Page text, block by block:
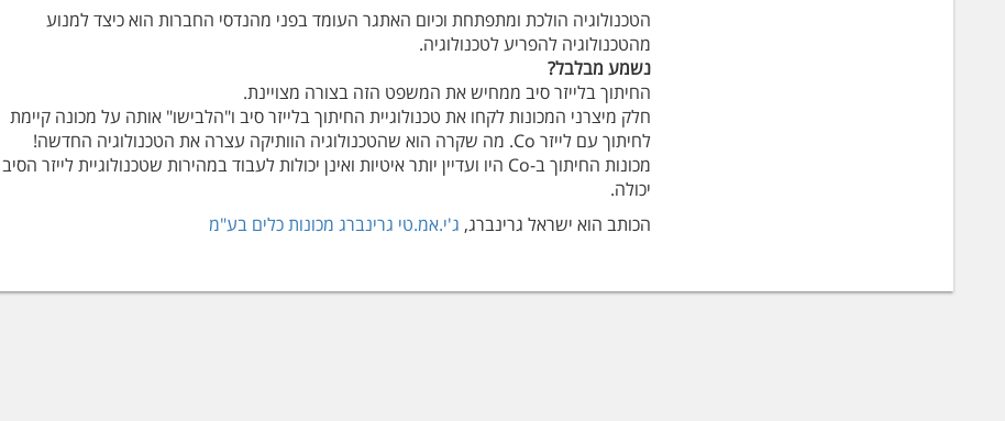
הטכנולוגיה הולכת ומתפתחת וכיום האתגר העומד בפני מהנדסי החברות הוא כיצד למנוע
מהטכנולוגיה להפריע לטכנולוגיה.
נשמע מבלבל?
החיתוך בלייזר סיב ממחיש את המשפט הזה בצורה מצויינת.
חלק מיצרני המכונות לקחו את טכנולוגיית החיתוך בלייזר סיב ו"הלבישו" אותה על מכונה קיימת
לחיתוך עם לייזר Co. מה שקרה הוא שהטכנולוגיה הוותיקה עצרה את הטכנולוגיה החדשה!
מכונות החיתוך ב-Co היו ועדיין יותר איטיות ואינן יכולות לעבוד במהירות שטכנולוגיית לייזר הסיב
יכולה.
הכותב הוא ישראל גרינברג, ג'י.אמ.טי גרינברג מכונות כלים בע"מ